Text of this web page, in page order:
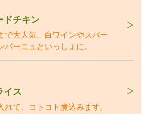
ドチキン
で大人気。白ワインやスパー
パーニュといっしょに。
イス
れて、コトコト煮込みます。